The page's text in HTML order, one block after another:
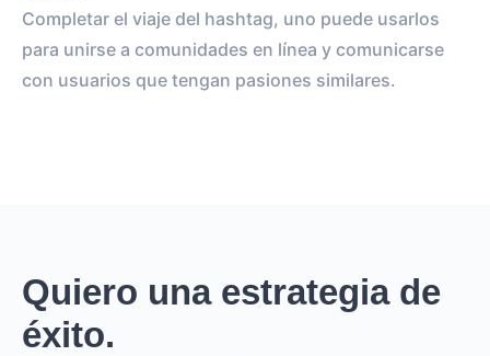
Completar el viaje del hashtag, uno puede usarlos
para unirse a comunidades en línea y comunicarse
con usuarios que tengan pasiones similares.
Quiero una estrategia de
éxito.